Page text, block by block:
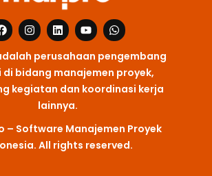
F
a
e
b
o
o
I
n
t
a
g
r
L
i
k
e
d
i
n
Y
o
t
u
b
e
W
h
t
s
a
p
perusahaan pengembang
di bidang manajemen proyek,
kegiatan dan koordinasi kerja
lainnya.
– Software Manajemen Proyek
All rights reserved.